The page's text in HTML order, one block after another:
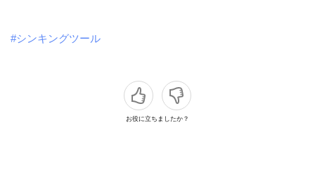
#シンキングツール
お役に立ちましたか？